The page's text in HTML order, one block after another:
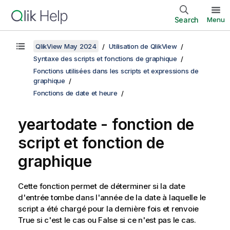
Search Menu
QlikView May 2024
Utilisation de QlikView
Syntaxe des scripts et fonctions de graphique
Fonctions utilisées dans les scripts et expressions de
graphique
Fonctions de date et heure
yeartodate - fonction de
script et fonction de
graphique
Cette fonction permet de déterminer si la date
d'entrée tombe dans l'année de la date à laquelle le
script a été chargé pour la dernière fois et renvoie
True si c'est le cas ou Falsesi ce n'est pas le cas.